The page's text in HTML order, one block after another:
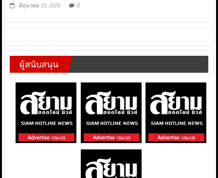
มิถุนายน 25, 2026 0
ผู้สนับสนุน